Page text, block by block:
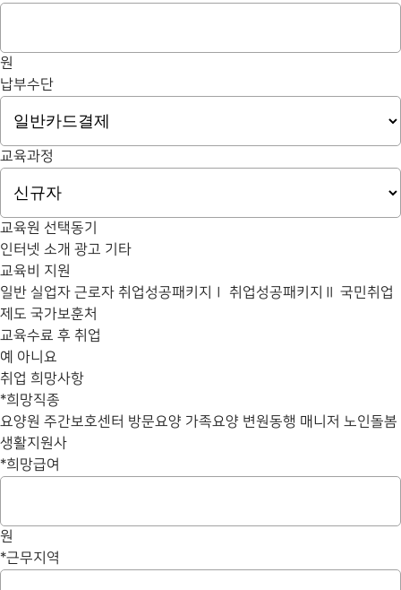
원
납부수단
교육과정
교육원 선택동기
인터넷 소개 광고 기타
교육비 지원
일반 실업자 근로자 취업성공패키지Ⅰ 취업성공패키지Ⅱ
국민취업
제도 국가보훈처
교육수료 후 취업
예 아니요
취업 희망사항
*희망직종
요양원 주간보호센터 방문요양 가족요양 변원동행 매니저 노인돌봄
생활지원사
*희망급여
원
*근무지역